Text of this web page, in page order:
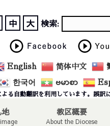
中 大 検索:
English 简体中文
한국어 ဗမာစာ
る自動翻訳を利用しています。誤訳
教区概要
About the Diocese